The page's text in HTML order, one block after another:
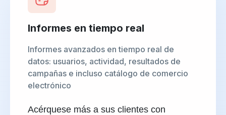
Informes en tiempo real
Informes avanzados en tiempo real de
datos: usuarios, actividad, resultados de
campañas e incluso catálogo de comercio
electrónico
Acérquese más a sus clientes con